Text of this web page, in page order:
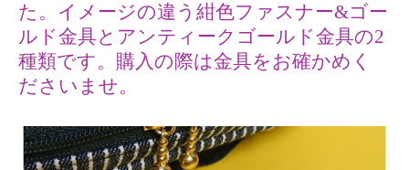
た。イメージの違う紺色ファスナー&ゴー
ルド金具とアンティークゴールド金具の2
種類です。購入の際は金具をお確かめく
ださいませ。